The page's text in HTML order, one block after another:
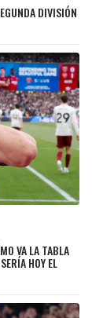
DIVISIÓN
VA LA TABLA
HOY EL